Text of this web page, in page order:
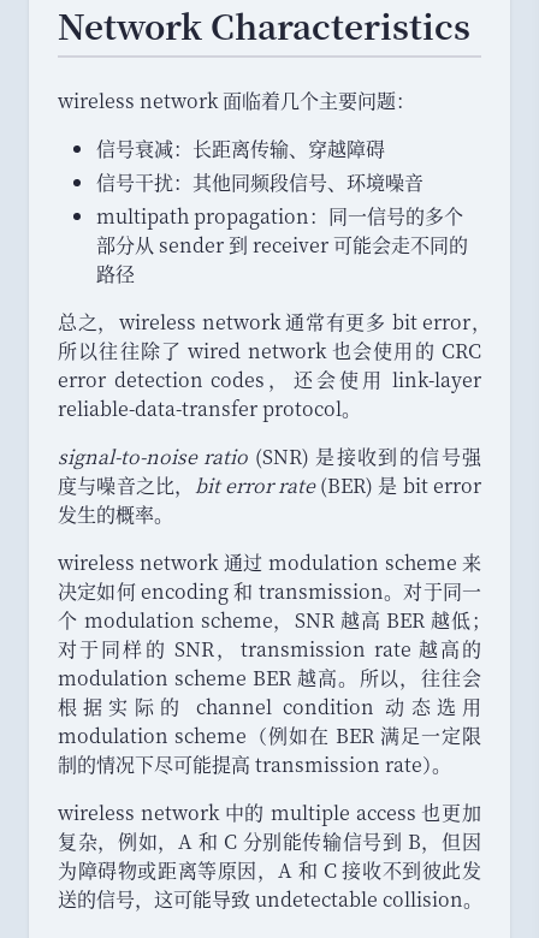
Network Characteristics
wireless network 面临着几个主要问题：
信号衰减： 长距离传输、 穿越障碍
信号干扰： 其他同频段信号、 环境噪音
multipath propagation： 同一信号的多个
部分从 sender 到 receiver 可能会走不同的
路径
总之， wireless network 通常有更多 bit error，
所以往往除了 wired network 也会使用的 CRC
error detection codes ，
还会使用 link-layer
reliable-data-transfer protocol。
signal-to-noise ratio (SNR) 是接收到的信号强
度与噪音之比， bit error rate(BER) 是 bit error
发生的概率。
wireless network 通过 modulation scheme 来
决定如何 encoding 和 transmission。 对于同一
个 modulation scheme， SNR 越高 BER 越低；
对于同样的 SNR，
transmission rate 越高的
modulation scheme BER 越高。 所以，
往往会
根据实际的 channel condition 动态选用
modulation scheme （例如在 BER 满足一定限
制的情况下尽可能提高 transmission rate）。
wireless network 中的 multiple access 也更加
复杂， 例如， A 和 C 分别能传输信号到 B， 但因
为障碍物或距离等原因， A 和 C 接收不到彼此发
送的信号， 这可能导致 undetectable collision。